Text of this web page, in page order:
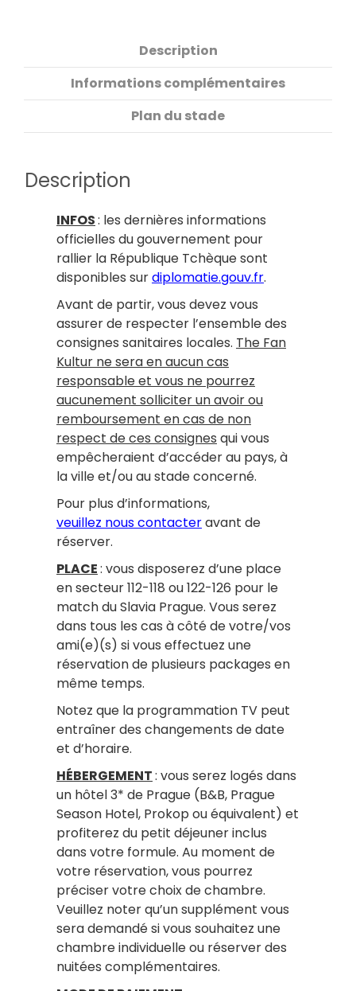
Description
Informations complémentaires
Plan du stade
Description
INFOS: les dernières informations
officielles du gouvernement pour
rallier la République Tchèque sont
disponibles surdiplomatie.gouv.fr.
Avant de partir, vous devez vous
assurer de respecter l’ensemble des
consignes sanitaires locales. The Fan
Kultur ne sera en aucun cas
responsable et vous ne pourrez
aucunement solliciter un avoir ou
remboursement en cas de non
respect de ces consignes qui vous
empêcheraient d’accéder au pays, à
la ville et/ou au stade concerné.
Pour plus d’informations,
veuillez nous contacteravant de
réserver.
PLACE: vous disposerez d’une place
en secteur 112-118 ou 122-126 pour le
match du Slavia Prague. Vous serez
dans tous les cas à côté de votre/vos
ami(e)(s) si vous effectuez une
réservation de plusieurs packages en
même temps.
Notez que la programmation TV peut
entraîner des changements de date
et d’horaire.
HÉBERGEMENT: vous serez logés dans
un hôtel 3* de Prague (B&B, Prague
Season Hotel, Prokop ou équivalent) et
profiterez du petit déjeuner inclus
dans votre formule. Au moment de
votre réservation, vous pourrez
préciser votre choix de chambre.
Veuillez noter qu’un supplément vous
sera demandé si vous souhaitez une
chambre individuelle ou réserver des
nuitées complémentaires.